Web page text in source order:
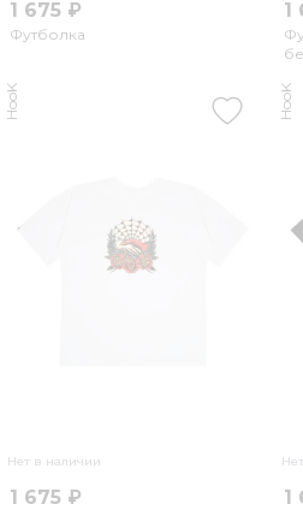
1 675 ₽
Футболка
1
Нет в наличии
HooK
1 675 ₽
HooK
1